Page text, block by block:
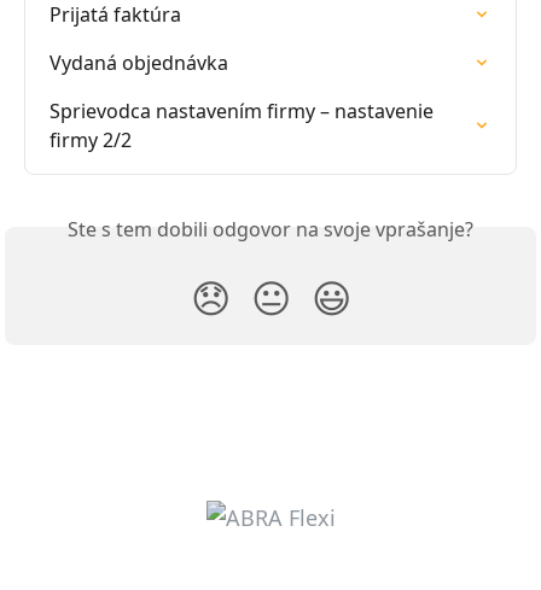
Prijatá faktúra
Vydaná objednávka
Sprievodca nastavením firmy – nastavenie
firmy 2/2
Ste s tem dobili odgovor na svoje vprašanje?
😞 😐 😃